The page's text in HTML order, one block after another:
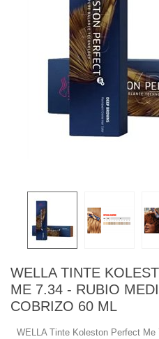
WELLA TINTE
ME 7.34 - RUBIO
COBRIZO 60 ML
WELLA Tinte Koleston Perfect